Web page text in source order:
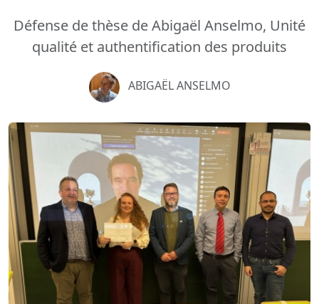
Défense de thèse de Abigaël Anselmo, Unité
qualité et authentification des produits
ABIGAËL ANSELMO